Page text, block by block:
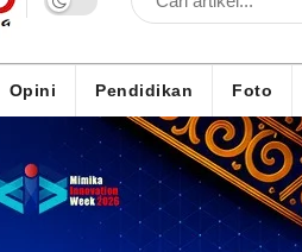
Opini Pendidikan Foto